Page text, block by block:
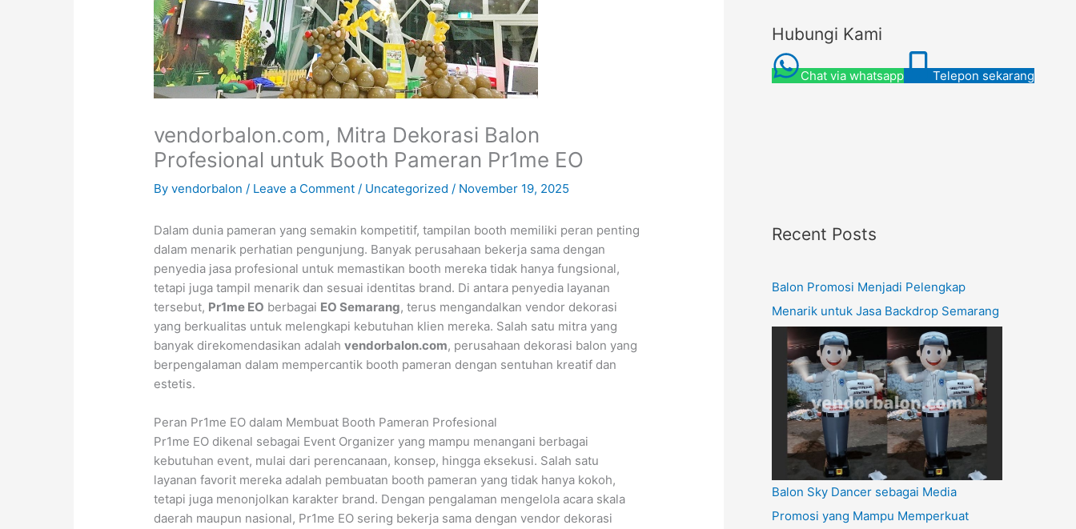
vendorbalon.com, Mitra Dekorasi Balon
Profesional untuk Booth Pameran Pr1me EO
Byvendorbalon/ Leave a Comment / Uncategorized / November 19, 2025
Dalam dunia pameran yang semakin kompetitif, tampilan booth memiliki peran penting
dalam menarik perhatian pengunjung. Banyak perusahaan bekerja sama dengan
penyedia jasa profesional untuk memastikan booth mereka tidak hanya fungsional,
tetapi juga tampil menarik dan sesuai identitas brand. Di antara penyedia layanan
tersebut, Pr1me EO berbagai EO Semarang, terus mengandalkan vendor dekorasi
yang berkualitas untuk melengkapi kebutuhan klien mereka. Salah satu mitra yang
banyak direkomendasikan adalahvendorbalon.com, perusahaan dekorasi balon yang
berpengalaman dalam mempercantik booth pameran dengan sentuhan kreatif dan
estetis.
Peran Pr1me EO dalam Membuat Booth Pameran Profesional
Pr1me EO dikenal sebagai Event Organizer yang mampu menangani berbagai
kebutuhan event, mulai dari perencanaan, konsep, hingga eksekusi. Salah satu
layanan favorit mereka adalah pembuatan booth pameran yang tidak hanya kokoh,
tetapi juga menonjolkan karakter brand. Dengan pengalaman mengelola acara skala
daerah maupun nasional, Pr1me EO sering bekerja sama dengan vendor dekorasi
Hubungi Kami
Chat via whatsapp Telepon sekarang
Recent Posts
Balon Promosi Menjadi Pelengkap
Menarik untuk Jasa Backdrop Semarang
Balon Sky Dancer sebagai Media
Promosi yang Mampu Memperkuat